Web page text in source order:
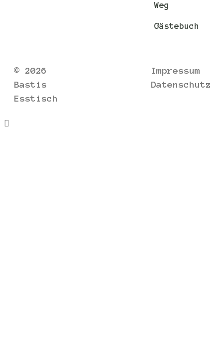
Weg
Gästebuch
© 2026
Bastis
Esstisch
Impressum
Datenschutz